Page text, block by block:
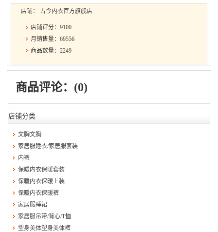
店铺： 古今内衣官方旗舰店
店铺评分：9100
月销售量：69556
商品数量：2249
商品评论：(0)
店铺分类
文胸文胸
家居服睡衣/家居服套装
内裤
保暖内衣保暖套装
保暖内衣保暖上装
保暖内衣保暖裤
家居服睡裙
家居服吊带/背心/T恤
塑身美体塑身美体裤